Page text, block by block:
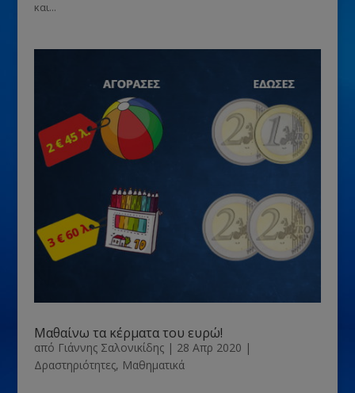
και...
Μαθαίνω τα κέρματα του ευρώ!
από Γιάννης Σαλονικίδης| 28 Απρ 2020 |
Δραστηριότητες, Μαθηματικά